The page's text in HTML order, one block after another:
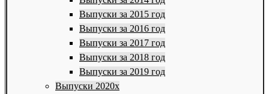
Выпуски за 2015 год
Выпуски за 2016 год
Выпуски за 2017 год
Выпуски за 2018 год
Выпуски за 2019 год
Выпуски 2020х